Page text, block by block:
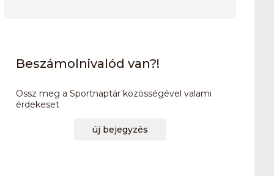
Beszámolnivalód van?!
Ossz meg a Sportnaptár közösségével valami
érdekeset
új bejegyzés